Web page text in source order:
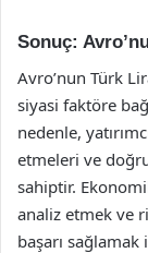
Sonuç:
Avro’nun Türk
siyasi faktöre
nedenle,
etmeleri ve
sahiptir.
analiz etmek ve
başarı